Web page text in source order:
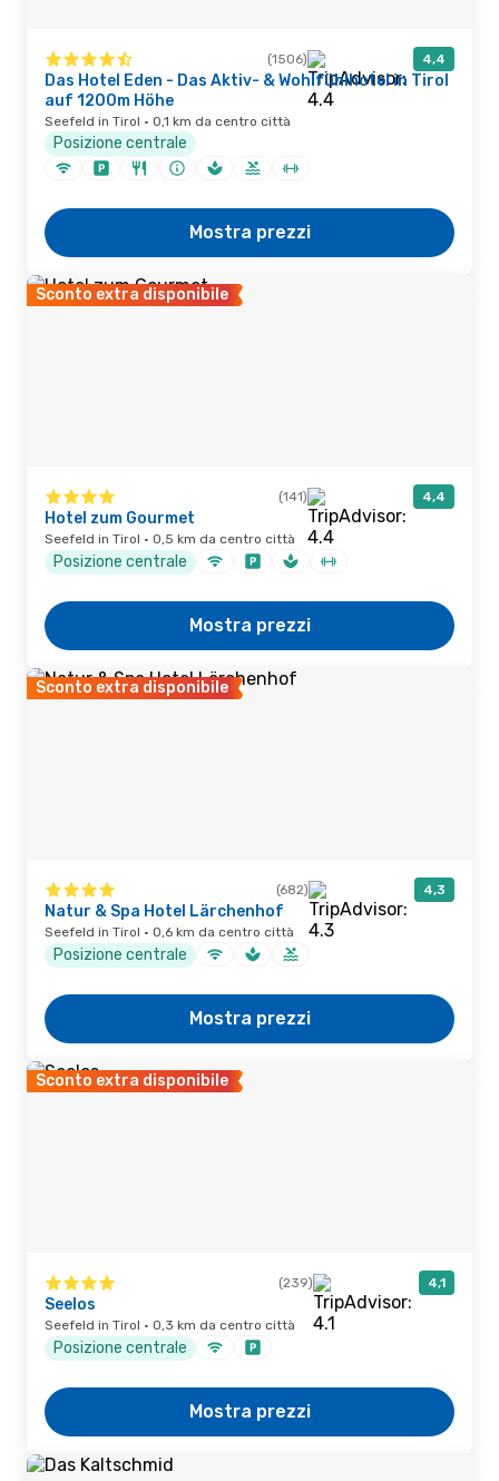
(1506) 4,4
Das Hotel Eden - Das Aktiv- & Wohlfühlhotel in Tirol
auf 1200m Höhe
Seefeld in Tirol · 0,1 km da centro città
Posizione centrale
Mostra prezzi
Sconto extra disponibile
(141) 4,4
Hotel zum Gourmet
Seefeld in Tirol · 0,5 km da centro città
Posizione centrale
Mostra prezzi
Sconto extra disponibile
(682) 4,3
Natur & Spa Hotel Lärchenhof
Seefeld in Tirol · 0,6 km da centro città
Posizione centrale
Mostra prezzi
Sconto extra disponibile
(239) 4,1
Seelos
Seefeld in Tirol · 0,3 km da centro città
Posizione centrale
Mostra prezzi